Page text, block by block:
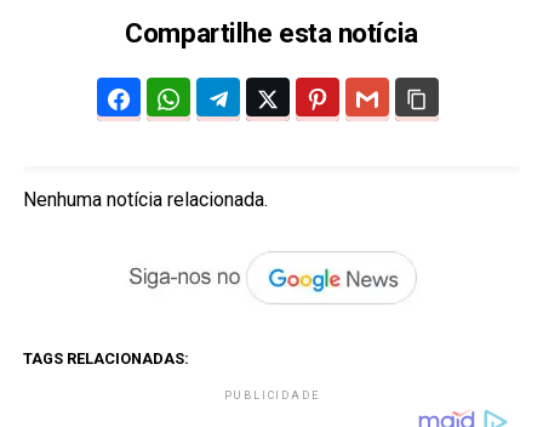
Compartilhe esta notícia
Nenhuma notícia relacionada.
TAGS RELACIONADAS:
PUBLICIDADE